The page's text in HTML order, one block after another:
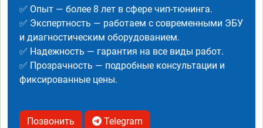
✅ Опыт — более 8 лет в сфере чип-тюнинга.
✅ Экспертность — работаем с современными ЭБУ
и диагностическим оборудованием.
✅ Надежность — гарантия на все виды работ.
✅ Прозрачность — подробные консультации и
фиксированные цены.
Позвонить Telegram